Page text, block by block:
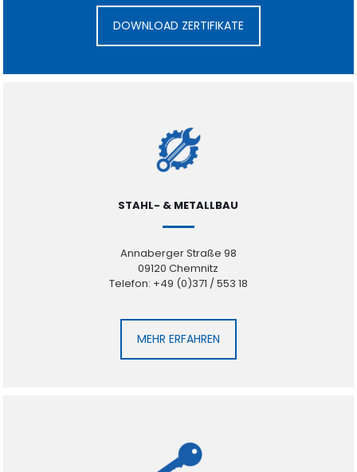
DOWNLOAD ZERTIFIKATE
STAHL- & METALLBAU
Annaberger Straße 98
09120 Chemnitz
Telefon: +49 (0)371 / 553 18
MEHR ERFAHREN